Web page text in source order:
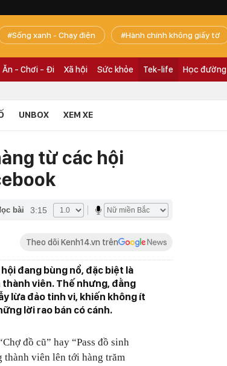
Sống xanh - Chạy điện Hành chính không giấy tờ
Ăn - Chơi - Đi Xã hội Sức khỏe Tek-life Học đường
UNBOX XEM XE
từ các hội
bài 3:15
Theo dõi Kenh14.vn trên
đang bùng nổ, đặc biệt là
viên. Thế nhưng, đằng
lừa đảo tinh vi, khiến không ít
lời rao bán có cánh.
đồ cũ” hay “Pass đồ sinh
viên lên tới hàng trăm